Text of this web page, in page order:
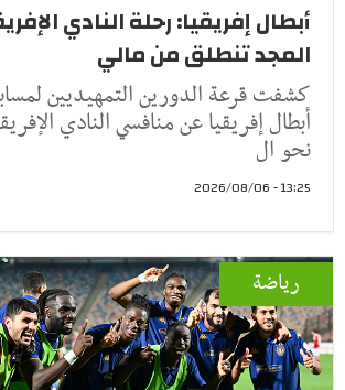
أبطال إفريقيا: رحلة النادي
المجد تنطلق من مالي
كشفت قرعة الدورين التمهيديين
أبطال إفريقيا عن منافسي النادي
نحو ال
13:25 - 2026/08/06
رياضة